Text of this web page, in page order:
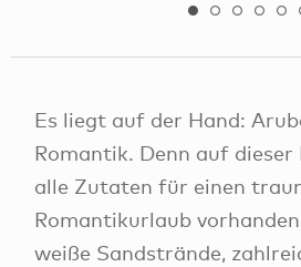
Es liegt auf der Hand:
Romantik. Denn auf dieser
alle Zutaten für einen
Romantikurlaub
weiße Sandstrände,